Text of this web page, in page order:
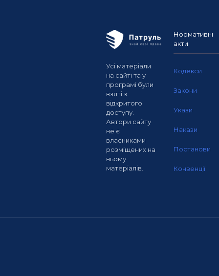
Усі матеріали
на сайті та у
програмі були
взяті з
відкритого
доступу.
Автори сайту
не є
власниками
розміщених на
ньому
матеріалів.
Нормативні
акти
Кодекси
Закони
Укази
Накази
Постанови
Конвенції